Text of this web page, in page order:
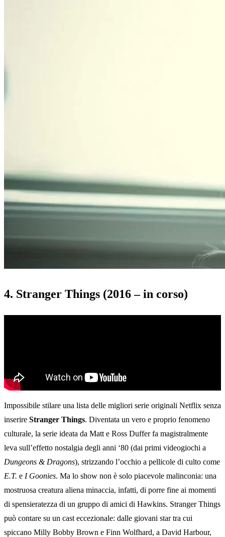
4. Stranger Things (2016 – in corso)
Impossibile stilare una lista delle migliori serie originali Netflix senza
inserire Stranger Things. Diventata un vero e proprio fenomeno
culturale, la serie ideata da Matt e Ross Duffer fa magistralmente
leva sull’effetto nostalgia degli anni ‘80 (dai primi videogiochi a
Dungeons & Dragons), strizzando l’occhio a pellicole di culto come
E.T. e I Goonies. Ma lo show non è solo piacevole malinconia: una
mostruosa creatura aliena minaccia, infatti, di porre fine ai momenti
di spensieratezza di un gruppo di amici di Hawkins. Stranger Things
può contare su un cast eccezionale: dalle giovani star tra cui
spiccano Milly Bobby Brown e Finn Wolfhard, a David Harbour,